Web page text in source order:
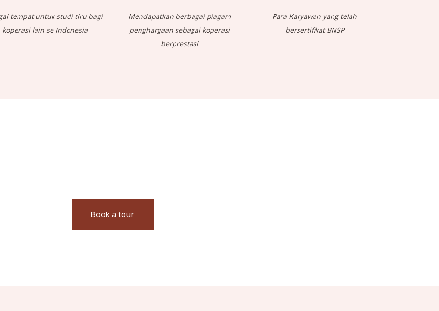
tempat untuk studi tiru bagi
koperasi lain se Indonesia
Mendapatkan berbagai piagam
penghargaan sebagai koperasi
berprestasi
Para Karyawan yang telah
bersertifikat BNSP
Book a tour